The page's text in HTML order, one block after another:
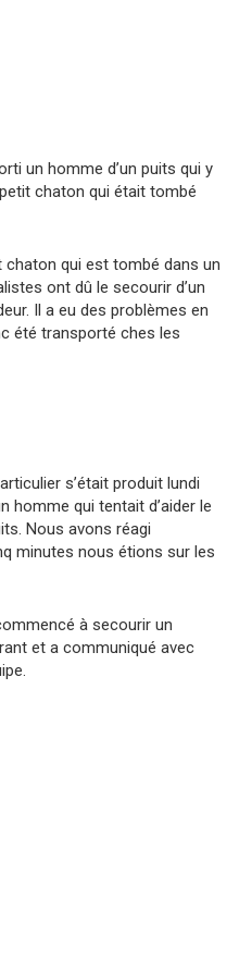
un homme d’un puits qui y
chaton qui était tombé
chaton qui est tombé dans un
ont dû le secourir d’un
Il a eu des problèmes en
été transporté ches les
s’était produit lundi
homme qui tentait d’aider le
Nous avons réagi
minutes nous étions sur les
à secourir un
et a communiqué avec